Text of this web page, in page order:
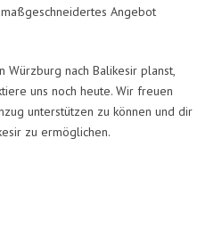
Angebot
Würzburg nach Balikesir planst,
uns noch heute. Wir freuen
unterstützen zu können und dir
zu ermöglichen.